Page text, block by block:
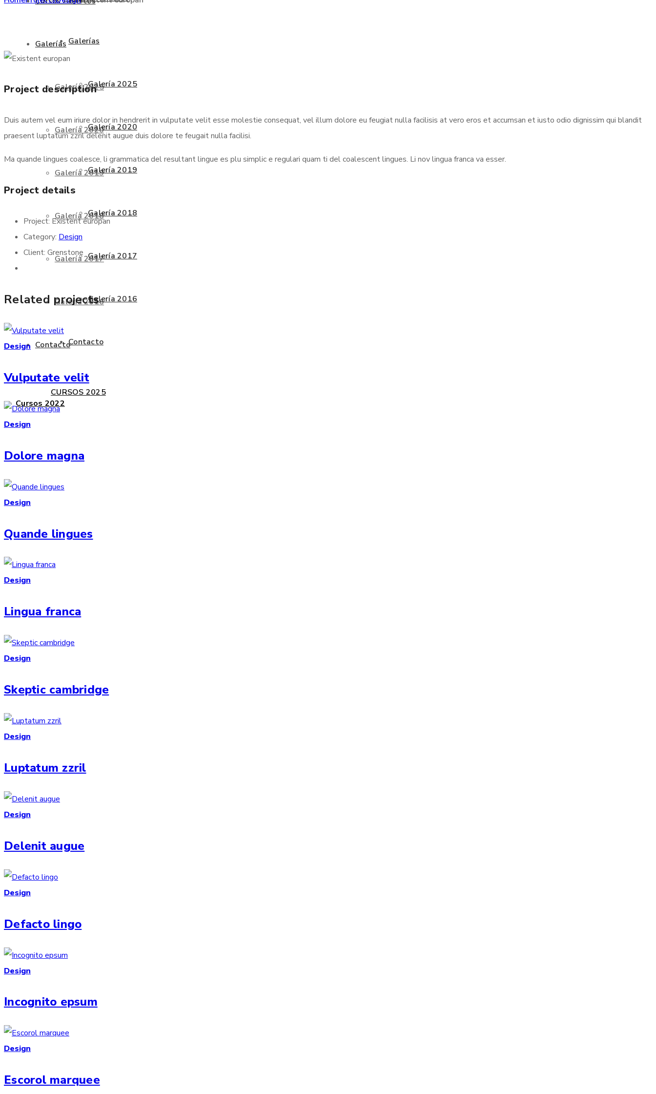
Galerías
Galería 2025
Galería 2020
Galería 2019
Galería 2018
Galería 2017
Galería 2016
Contacto
Cursos 2022
Galerías
Galería 2025
Galería 2020
Galería 2019
Galería 2018
Galería 2017
Galería 2016
Contacto
CURSOS 2025
Project description
Duis autem vel eum iriure dolor in hendrerit in vulputate velit esse molestie consequat, vel illum dolore eu feugiat nulla facilisis at vero eros et accumsan et iusto odio dignissim qui blandit
praesent luptatum zzril delenit augue duis dolore te feugait nulla facilisi.
Ma quande lingues coalesce, li grammatica del resultant lingue es plu simplic e regulari quam ti del coalescent lingues. Li nov lingua franca va esser.
Project details
Project: Existent europan
Category: Design
Client: Grenstone
Related projects
Design
Vulputate velit
Design
Dolore magna
Design
Quande lingues
Design
Lingua franca
Design
Skeptic cambridge
Design
Luptatum zzril
Design
Delenit augue
Design
Defacto lingo
Design
Incognito epsum
Design
Escorol marquee